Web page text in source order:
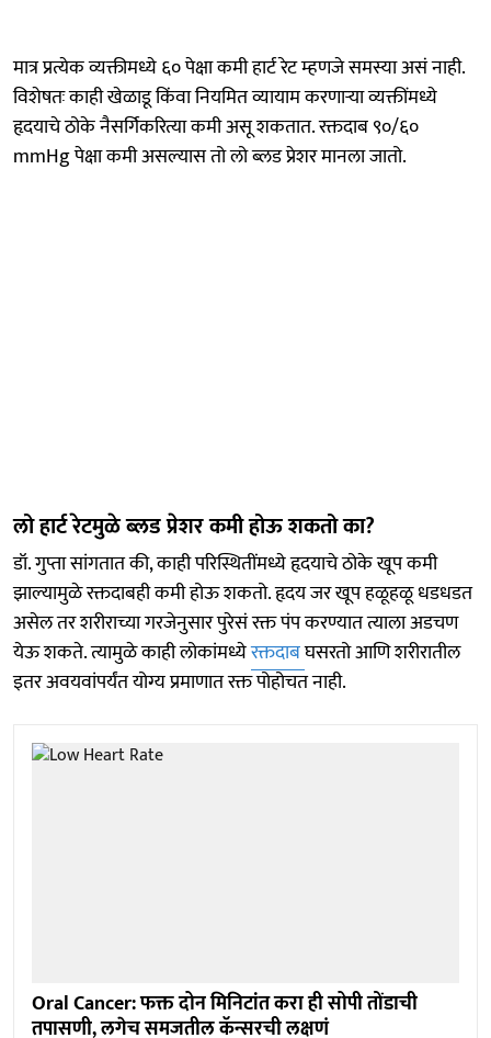
मात्र प्रत्येक व्यक्तीमध्ये ६० पेक्षा कमी हार्ट रेट म्हणजे समस्या असं नाही.
विशेषतः काही खेळाडू किंवा नियमित व्यायाम करणाऱ्या व्यक्तींमध्ये
हृदयाचे ठोके नैसर्गिकरित्या कमी असू शकतात. रक्तदाब ९०/६०
mmHg पेक्षा कमी असल्यास तो लो ब्लड प्रेशर मानला जातो.
लो हार्ट रेटमुळे ब्लड प्रेशर कमी होऊ शकतो का?
डॉ. गुप्ता सांगतात की, काही परिस्थितींमध्ये हृदयाचे ठोके खूप कमी
झाल्यामुळे रक्तदाबही कमी होऊ शकतो. हृदय जर खूप हळूहळू धडधडत
असेल तर शरीराच्या गरजेनुसार पुरेसं रक्त पंप करण्यात त्याला अडचण
येऊ शकते. त्यामुळे काही लोकांमध्येरक्तदाबघसरतो आणि शरीरातील
इतर अवयवांपर्यंत योग्य प्रमाणात रक्त पोहोचत नाही.
Oral Cancer: फक्त दोन मिनिटांत करा ही सोपी तोंडाची
तपासणी, लगेच समजतील कॅन्सरची लक्षणं